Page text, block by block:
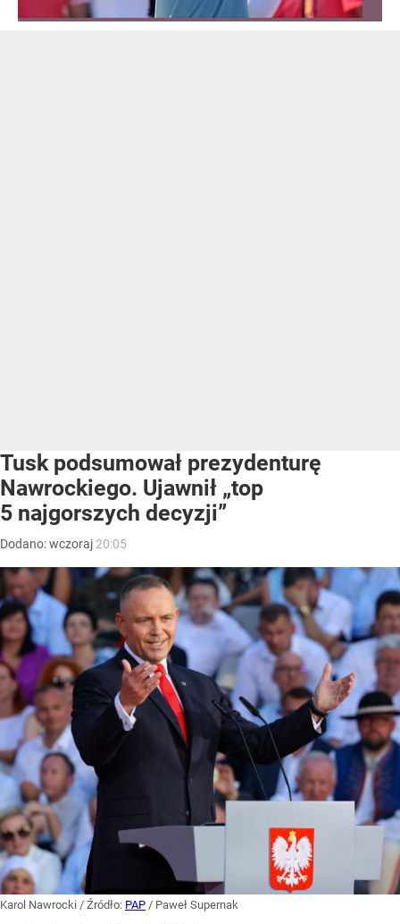
Tusk podsumował prezydenturę
Nawrockiego. Ujawnił „top
5 najgorszych decyzji”
Dodano:wczoraj 20:05
Karol Nawrocki / Źródło: PAP / Paweł Supernak